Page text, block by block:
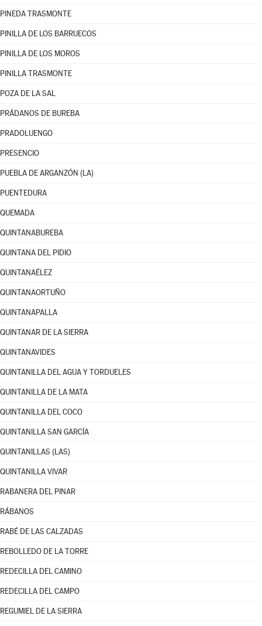
PINEDA TRASMONTE
PINILLA DE LOS BARRUECOS
PINILLA DE LOS MOROS
PINILLA TRASMONTE
POZA DE LA SAL
PRÁDANOS DE BUREBA
PRADOLUENGO
PRESENCIO
PUEBLA DE ARGANZÓN (LA)
PUENTEDURA
QUEMADA
QUINTANABUREBA
QUINTANA DEL PIDIO
QUINTANAÉLEZ
QUINTANAORTUÑO
QUINTANAPALLA
QUINTANAR DE LA SIERRA
QUINTANAVIDES
QUINTANILLA DEL AGUA Y TORDUELES
QUINTANILLA DE LA MATA
QUINTANILLA DEL COCO
QUINTANILLA SAN GARCÍA
QUINTANILLAS (LAS)
QUINTANILLA VIVAR
RABANERA DEL PINAR
RÁBANOS
RABÉ DE LAS CALZADAS
REBOLLEDO DE LA TORRE
REDECILLA DEL CAMINO
REDECILLA DEL CAMPO
REGUMIEL DE LA SIERRA